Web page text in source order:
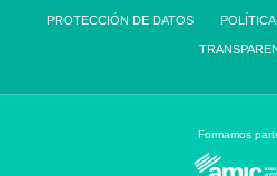
PROTECCIÓN DE DATOS
Formamos